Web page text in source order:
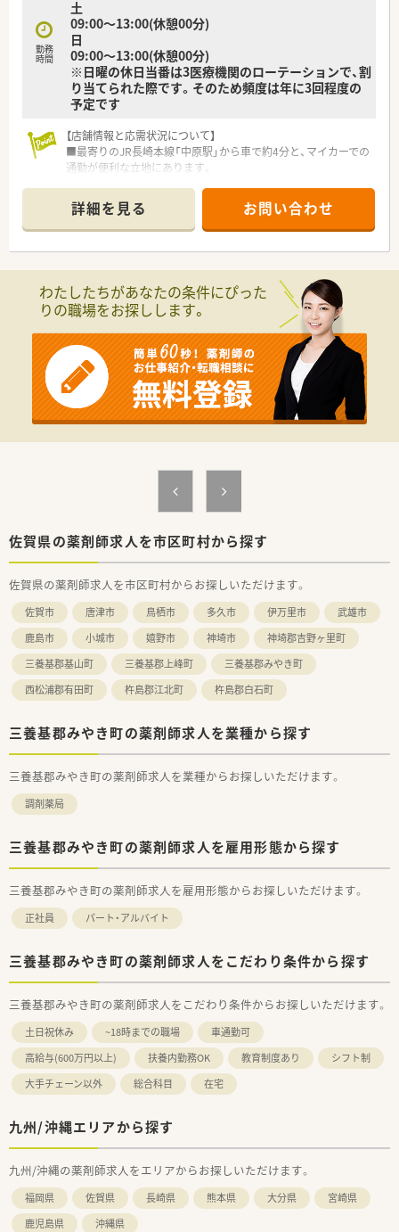
勤務
時間
土
09:00～13:00(休憩00分)
日
09:00～13:00(休憩00分)
※日曜の休日当番は3医療機関のローテーションで、割
り当てられた際です。そのため頻度は年に3回程度の
予定です
【店舗情報と応需状況について】
■最寄りのJR長崎本線「中原駅」から車で約4分と、マイカーでの
通勤が便利な立地にあります。
小児科と整形外科の割合が多いです。
■薬剤師は常勤4名、パート1名が在籍しており、常に3〜4名体制
で協力しながら業務を進めています。
■薬剤師会が運営する会営薬局であり、地域における薬局の模範
となるべく先進的な活動を行っています。
■代表は複数の薬局を経営しており、そのノウハウを活かした安
■会営薬局として法令遵守の意識が非常に高く、労務管理が徹底
されているため安心して長く働けます。
【勤務実態について】
■勤務終了時間の18:00には終礼を行う文化が根付いており、日
常的に残業はほとんどありません。
■業務が集中した場合でも、薬歴入力のために週1日程度残業が
■土日祝日は基本的にお休みで、プライベートの時間をしっかり
と確保しながら働くことが可能です。
■錠剤自動分包機や監査システムなどを導入しており、薬剤師の
業務負担を軽減する設備が整っています。
籍し、専門的な指導を受けられます。
■常に複数の薬剤師で業務を行う体制のため、分からないことが
あってもすぐに質問や相談ができます。
詳細を見る お問い合わせ
わたしたちがあなたの条件にぴった
りの職場をお探しします。
佐賀県の薬剤師求人を市区町村から探す
佐賀県の薬剤師求人を市区町村からお探しいただけます。
佐賀市 唐津市 鳥栖市 多久市 伊万里市
武雄市
鹿島市
小城市 嬉野市 神埼市
神埼郡吉野ヶ里町
三養基郡基山町
三養基郡上峰町
三養基郡みやき町
西松浦郡有田町
杵島郡江北町 杵島郡白石町
三養基郡みやき町の薬剤師求人を業種から探す
三養基郡みやき町の薬剤師求人を業種からお探しいただけます。
調剤薬局
三養基郡みやき町の薬剤師求人を雇用形態から探す
三養基郡みやき町の薬剤師求人を雇用形態からお探しいただけます。
正社員 パート・アルバイト
三養基郡みやき町の薬剤師求人をこだわり条件から探す
三養基郡みやき町の薬剤師求人をこだわり条件からお探しいただけます。
土日祝休み ~18時までの職場
車通勤可
高給与(600万円以上)
扶養内勤務OK 教育制度あり
シフト制
大手チェーン以外
総合科目 在宅
九州/沖縄エリアから探す
九州/沖縄の薬剤師求人をエリアからお探しいただけます。
福岡県 佐賀県 長崎県 熊本県 大分県
宮崎県
鹿児島県
沖縄県